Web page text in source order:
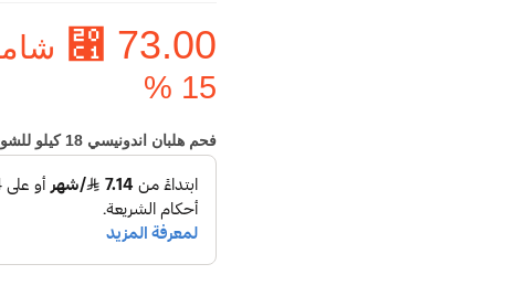
⃁ 73.00
15 %
فحم هلبان اندونيسي 18 كيلو للشوي مناسب للمطاعم .. السعر شامل الضريبة